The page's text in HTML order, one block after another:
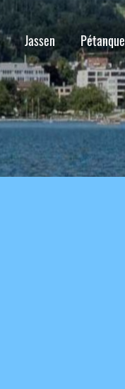
Jassen Pétanque